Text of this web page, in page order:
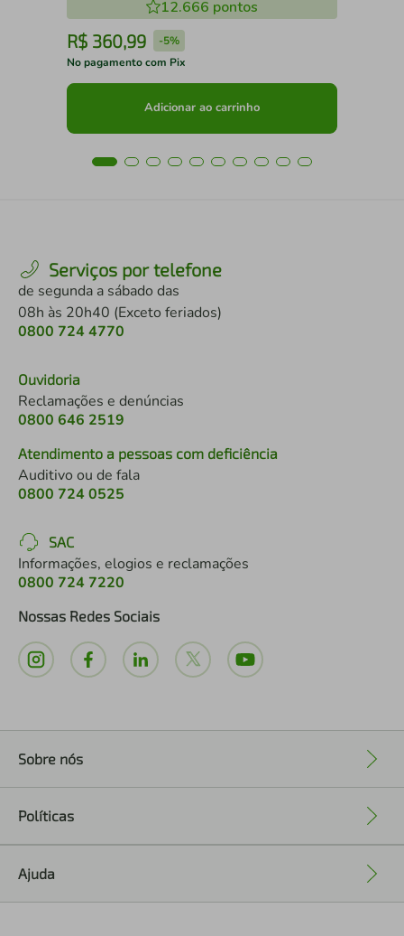
12.666 pontos
R$ 360,99 -5%
No pagamento com Pix
Adicionar ao carrinho
Serviços por telefone
de segunda a sábado das
08h às 20h40 (Exceto feriados)
0800 724 4770
Ouvidoria
Reclamações e denúncias
0800 646 2519
Atendimento a pessoas com deficiência
Auditivo ou de fala
0800 724 0525
SAC
Informações, elogios e reclamações
0800 724 7220
Nossas Redes Sociais
Sobre nós
Políticas
Ajuda